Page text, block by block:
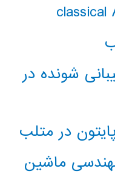
شونده در
در متلب
ماشین